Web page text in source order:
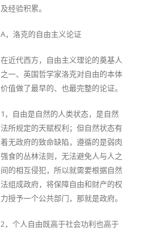
及经验积累。
A，洛克的自由主义论证
在近代西方，自由主义理论的奠基人
之一、英国哲学家洛克对自由的本体
价值做了最早的、也最完整的论证。
1，自由是自然的人类状态，是自然
法所规定的天赋权利；但自然状态有
着无政府的致命缺陷，遵循的是弱肉
强食的丛林法则，无法避免人与人之
间的相互侵犯，所以就需要根据自然
法组成政府，将保障自由和财产的权
力授予一个公共部门，那就是政府。
2，个人自由既高于社会功利也高于